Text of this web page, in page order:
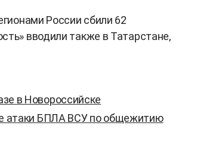
России сбили 62
вводили также в Татарстане,
в Новороссийске
атаки БПЛА ВСУ по общежитию